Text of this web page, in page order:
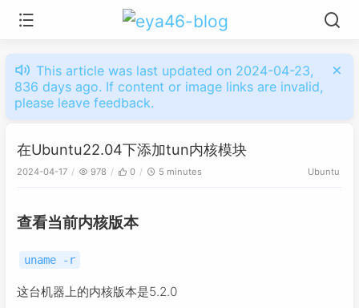
This article was last updated on 2024-04-23,
836 days ago. If content or image links are invalid,
please leave feedback.
在Ubuntu22.04下添加tun内核模块
2024-04-17 978 0 5 minutes Ubuntu
查看当前内核版本
uname -r
这台机器上的内核版本是5.2.0